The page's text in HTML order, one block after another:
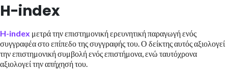
H-index
H-index μετρά την επιστημονική ερευνητική παραγωγή ενός
συγγραφέα στο επίπεδο της συγγραφής του. Ο δείκτης αυτός αξιολογεί
την επιστημονική συμβολή ενός επιστήμονα, ενώ ταυτόχρονα
αξιολογεί την απήχησή του.